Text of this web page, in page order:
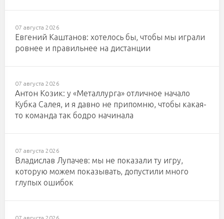
07 августа 2026
Евгений Каштанов: хотелось бы, чтобы мы играли
ровнее и правильнее на дистанции
07 августа 2026
Антон Козик: у «Металлурга» отличное начало
Кубка Салея, и я давно не припомню, чтобы какая-
то команда так бодро начинала
07 августа 2026
Владислав Лупачев: мы не показали ту игру,
которую можем показывать, допустили много
глупых ошибок